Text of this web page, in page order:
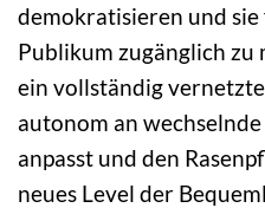
demokratisieren und
Publikum zugänglich zu
ein vollständig
autonom an
anpasst und den
neues Level der